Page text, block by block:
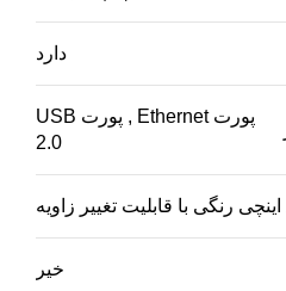
دارد
پورت Ethernet , پورت USB
2.0
خیر